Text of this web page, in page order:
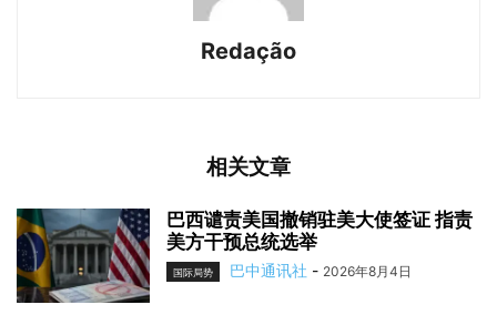
Redação
相关文章
巴西谴责美国撤销驻美大使签证 指责
美方干预总统选举
国际局势 巴中通讯社 - 2026年8月4日